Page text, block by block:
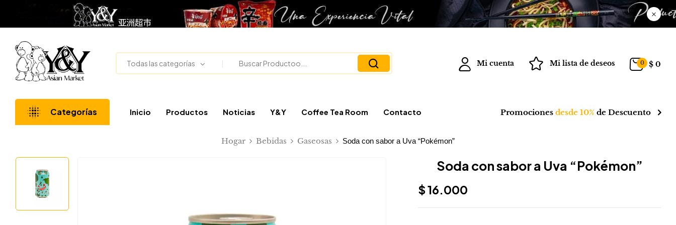
Todas las categorías Mi cuenta Mi lista de deseos 0 $ 0
Categorías Inicio Productos Noticias Y&Y Coffee Tea Room Contacto Promociones desde 10% de Descuento
Hogar Bebidas Gaseosas Soda con sabor a Uva “Pokémon”
Soda con sabor a Uva “Pokémon”
$16.000